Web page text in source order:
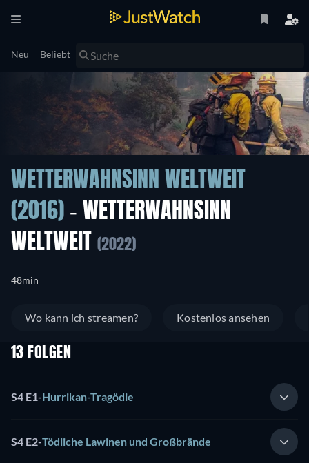
Neu Beliebt
WETTERWAHNSINN WELTWEIT
(2016) - WETTERWAHNSINN
WELTWEIT
(2022)
48min
Wo kann ich streamen? Kostenlos ansehen
13 FOLGEN
S4 E1-Hurrikan-Tragödie
S4 E2-Tödliche Lawinen und Großbrände